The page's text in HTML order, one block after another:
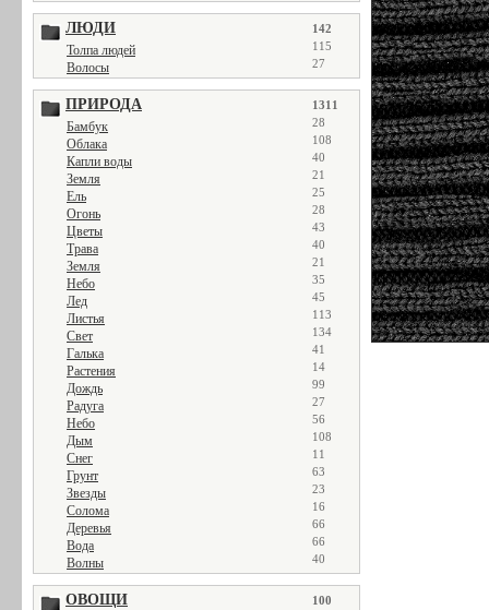
ЛЮДИ 142
Толпа людей 115
Волосы 27
ПРИРОДА 1311
Бамбук 28
Облака 108
Капли воды 40
Земля 21
Ель 25
Огонь 28
Цветы 43
Трава 40
Земля 21
Небо 35
Лед 45
Листья 113
Свет 134
Галька 41
Растения 14
Дождь 99
Радуга 27
Небо 56
Дым 108
Снег 11
Грунт 63
Звезды 23
Солома 16
Деревья 66
Вода 66
Волны 40
ОВОЩИ 100